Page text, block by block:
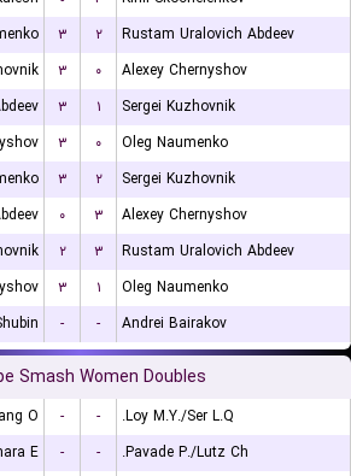
۳ ۲
Rustam Uralovich Abdeev
۳ ۰
Alexey Chernyshov
۳ ۱
Sergei Kuzhovnik
۳ ۰
Oleg Naumenko
۳ ۲
Sergei Kuzhovnik
۰ ۳
Alexey Chernyshov
۲ ۳
Rustam Uralovich Abdeev
۳ ۱
Oleg Naumenko
- - Andrei Bairakov
Smash Women Doubles
O. - -
Loy M.Y./Ser L.Q.
E.
- -
Pavade P./Lutz Ch.